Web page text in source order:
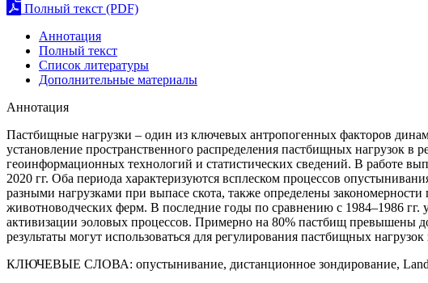
Полный текст (PDF)
Аннотация
Полный текст
Список литературы
Дополнительные материалы
Аннотация
Пастбищные нагрузки – один из ключевых антропогенных факторов
установление пространственного распределения пастбищных нагрузок
геоинформационных технологий и статистических сведений. В работе
2020 гг. Оба периода характеризуются всплеском процессов
разными нагрузками при выпасе скота, также определены
животноводческих ферм. В последние годы по сравнению с 1984–1986
активизации эоловых процессов. Примерно на 80% пастбищ превышены
результаты могут использоваться для регулирования пастбищных
КЛЮЧЕВЫЕ СЛОВА: опустынивание, дистанционное зондирование,